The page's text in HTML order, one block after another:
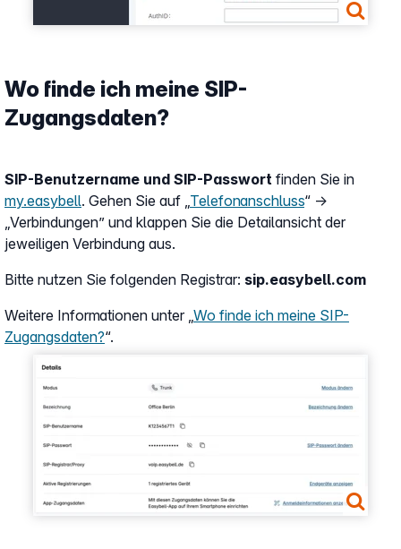
Wo finde ich meine SIP-
Zugangsdaten?
Show larger version
SIP-Benutzername und SIP-Passwort finden Sie in
my.easybell. Gehen Sie auf „Telefonanschluss“ →
„Verbindungen” und klappen Sie die Detailansicht der
jeweiligen Verbindung aus.
Bitte nutzen Sie folgenden Registrar: sip.easybell.com
Weitere Informationen unter „Wo finde ich meine SIP-
Zugangsdaten?“.